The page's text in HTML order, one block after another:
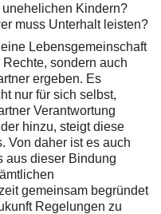
Kindern?
muss Unterhalt leisten?
Lebensgemeinschaft
sondern auch
ergeben. Es
nur für sich selbst,
Verantwortung
hinzu, steigt diese
Von daher ist es auch
aus dieser Bindung
gemeinsam begründet
Regelungen zu